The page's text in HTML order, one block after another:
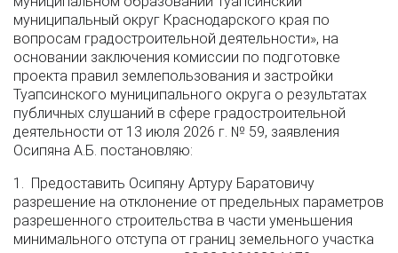
муниципальный округ Краснодарского края по
вопросам градостроительной деятельности», на
основании заключения комиссии по подготовке
проекта правил землепользования и застройки
Туапсинского муниципального округа о результатах
публичных слушаний в сфере градостроительной
деятельности от 13 июля 2026 г. № 59, заявления
Осипяна А.Б. постановляю:
1. Предоставить Осипяну Артуру Баратовичу
разрешение на отклонение от предельных параметров
разрешенного строительства в части уменьшения
минимального отступа от границ земельного участка